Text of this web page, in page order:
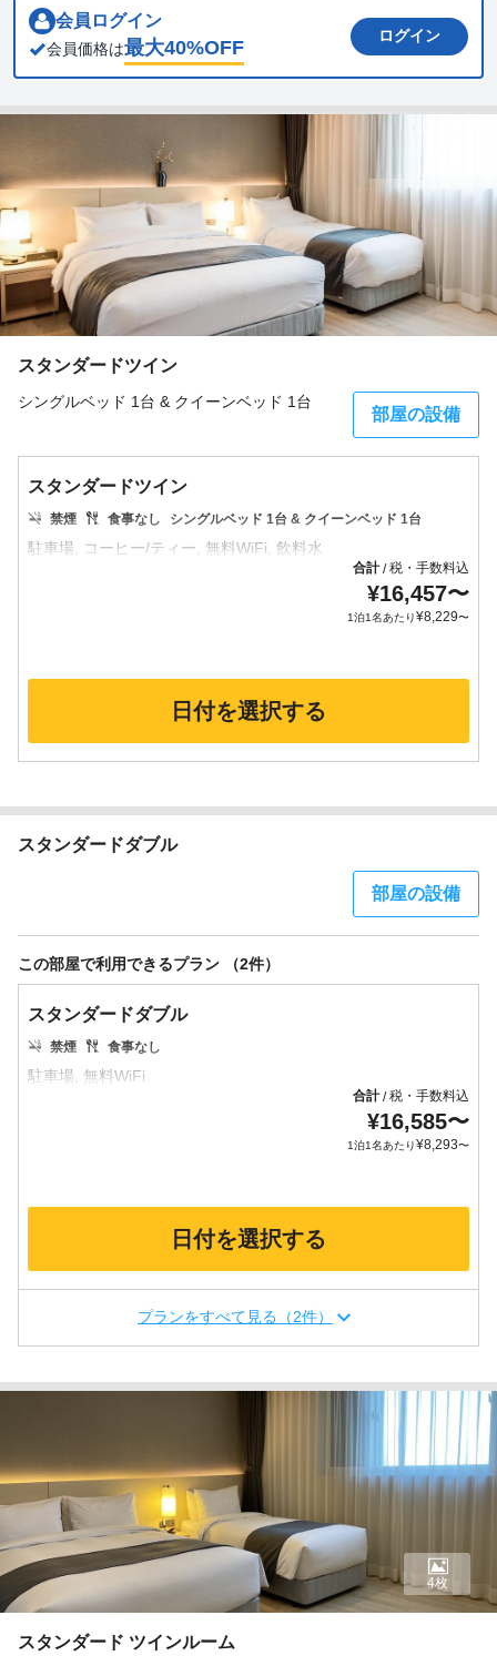
会員ログイン
会員価格は最大40%OFF
ログイン
スタンダードツイン
シングルベッド 1台 & クイーンベッド 1台
部屋の設備
スタンダードツイン
禁煙 食事なし シングルベッド 1台 & クイーンベッド 1台
合計/税・手数料込
¥16,457〜
1泊1名あたり¥8,229〜
日付を選択する
スタンダードダブル
部屋の設備
この部屋で利用できるプラン （2件）
スタンダードダブル
禁煙 食事なし
合計/税・手数料込
¥16,585〜
1泊1名あたり¥8,293〜
日付を選択する
プランをすべて見る（2件）
スタンダード ツインルーム
4枚